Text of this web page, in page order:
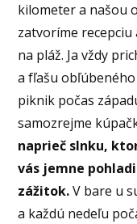
kilometer a našou
zatvoríme recepciu
na pláž. Ja vždy
a fľašu
piknik počas
samozrejme
naprieč slnku,
vás jemne
zážitok.V bare u
a každú nedeľu